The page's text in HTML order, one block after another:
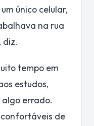
único celular,
na rua
diz.
tempo em
estudos,
errado.
de